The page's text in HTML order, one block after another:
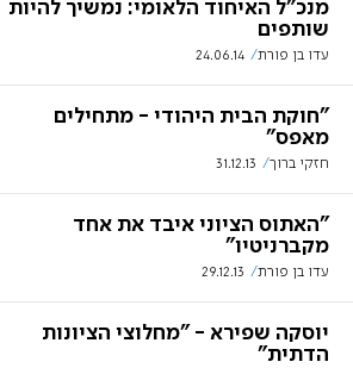
מנכ"ל האיחוד הלאומי: נמשיך להיות
שותפים
עדו בן פורת 24.06.14
"חוקת הבית היהודי - מתחילים
מאפס"
חזקי ברוך 31.12.13
"האתוס הציוני איבד את אחד
מקברניטיו"
עדו בן פורת 29.12.13
יוסקה שפירא - "מחלוצי הציונות
הדתית"